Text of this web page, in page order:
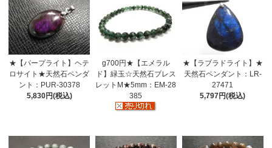
★【パープライト】ヘテ
ロサイト★天然石ペンダ
ント：PUR-30378
5,830円(税込)
g700円★【エメラル
ド】緑玉☆天然石ブレス
レットM★5mm：EM-28
385
★【ラブラドライト】★
天然石ペンダント：LR-
27471
5,797円(税込)